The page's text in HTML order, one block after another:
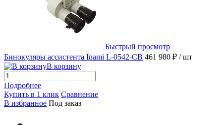
Быстрый просмотр
Бинокуляры ассистента Inami L-0542-CB 461 980 ₽ / шт
В корзину
Подробнее
Купить в 1 клик Сравнение
В избранное Под заказ